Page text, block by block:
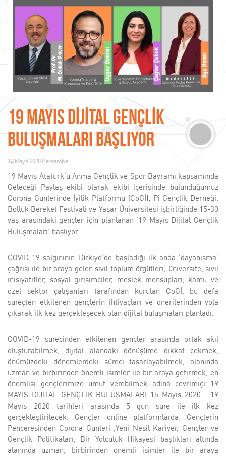
19 MAYIS DİJİTAL GENÇLİK
BULUŞMALARI BAŞLIYOR
14 Mayıs 2020 Perşembe
19 Mayıs Atatürk’ü Anma Gençlik ve Spor Bayramı kapsamında
Geleceği Paylaş ekibi olarak ekibi içerisinde bulunduğumuz
Corona Günlerinde İyilik Platformu (CoGİ); Pi Gençlik Derneği,
Bolluk Bereket Festivali ve Yaşar Üniversitesi işbirliğinde 15-30
yaş arasındaki gençler için planlanan ’19 Mayıs Dijital Gençlik
Buluşmaları’ başlıyor.
COVID-19 salgınının Türkiye’de başladığı ilk anda ‘dayanışma’
çağrısı ile bir araya gelen sivil toplum örgütleri, üniversite, sivil
inisiyatifler, sosyal girişimciler, meslek mensupları, kamu ve
özel sektör çalışanları tarafından kurulan CoGİ, bu defa
süreçten etkilenen gençlerin ihtiyaçları ve önerilerinden yola
çıkarak ilk kez gerçekleşecek olan dijital buluşmaları planladı.
COVID-19 sürecinden etkilenen gençler arasında ortak akıl
oluşturabilmek, dijital alandaki dönüşüme dikkat çekmek,
önümüzdeki dönemlerdeki süreci tasarlayabilmek, alanında
uzman ve birbirinden önemli isimler ile bir araya getirmek, en
önemlisi gençlerimize umut verebilmek adına çevrimiçi 19
MAYIS DİJİTAL GENÇLİK BULUŞMALARI 15 Mayıs 2020 - 19
Mayıs 2020 tarihleri arasında 5 gün süre ile ilk kez
gerçekleştirilecek. Gençler online platformlarda; Gençlerin
Penceresinden Corona Günleri ,Yeni Nesil Kariyer, Gençler ve
Gençlik Politikaları, Bir Yolculuk Hikayesi başlıkları altında
alanında uzman, birbirinden önemli isimler ile bir araya